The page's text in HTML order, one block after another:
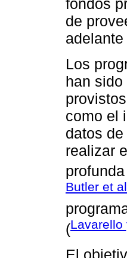
fondos
de
Los
han
como el
datos
realizar
Butler et
(Lavarello
El